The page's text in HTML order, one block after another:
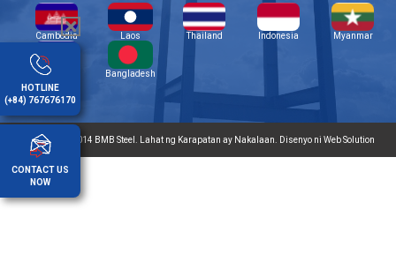
Cambodia Laos Thailand Indonesia Myanmar
Pilipinas Bangladesh
Copyright © 2014 BMB Steel. Lahat ng Karapatan ay Nakalaan. Disenyo ni Web Solution
HOTLINE
(+84) 767676170
CONTACT US
NOW